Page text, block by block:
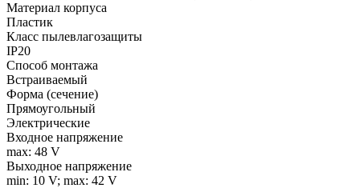
Материал корпуса
Пластик
Класс пылевлагозащиты
IP20
Способ монтажа
Встраиваемый
Форма (сечение)
Прямоугольный
Электрические
Входное напряжение
max: 48 V
Выходное напряжение
min: 10 V; max: 42 V